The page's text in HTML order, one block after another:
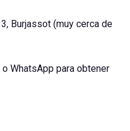
Burjassot (muy cerca de
WhatsApp para obtener